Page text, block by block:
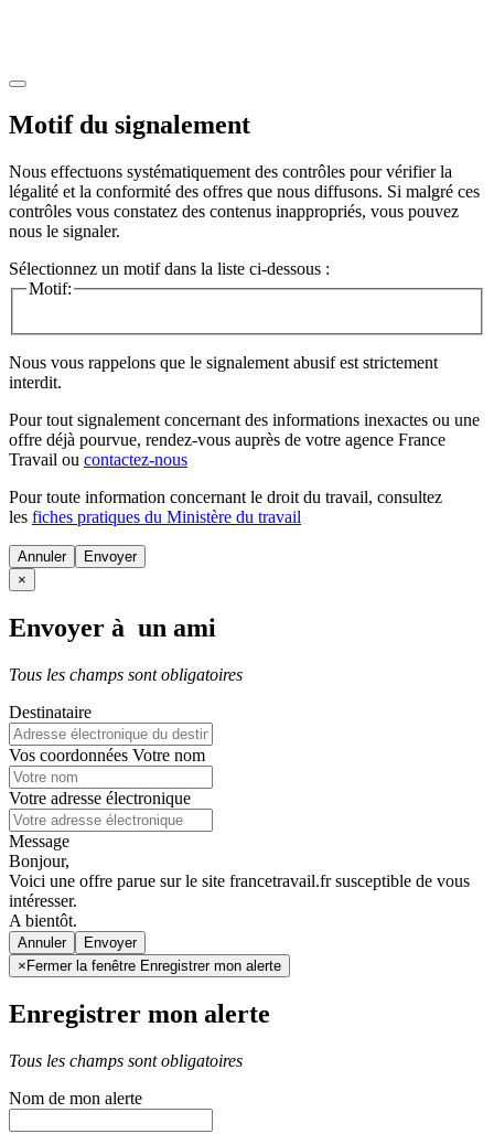
Motif du signalement
Nous effectuons systématiquement des contrôles pour vérifier la
légalité et la conformité des offres que nous diffusons. Si malgré ces
contrôles vous constatez des contenus inappropriés, vous pouvez
nous le signaler.
Sélectionnez un motif dans la liste ci-dessous :
Motif:
Nous vous rappelons que le signalement abusif est strictement
interdit.
Pour tout signalement concernant des informations inexactes ou une
offre déjà pourvue, rendez-vous auprès de votre agence France
Travail ou contactez-nous
Pour toute information concernant le droit du travail, consultez
les fiches pratiques du Ministère du travail
Annuler
×
Envoyer à un ami
Tous les champs sont obligatoires
Destinataire
Vos coordonnées Votre nom
Votre adresse électronique
Message
Bonjour,
Voici une offre parue sur le site francetravail.fr susceptible de vous
intéresser.
A bientôt.
Annuler
× Fermer la fenêtre Enregistrer mon alerte
Enregistrer mon alerte
Tous les champs sont obligatoires
Nom de mon alerte